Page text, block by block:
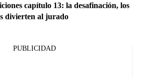
capítulo 13: la desafinación, los
divierten al jurado
PUBLICIDAD